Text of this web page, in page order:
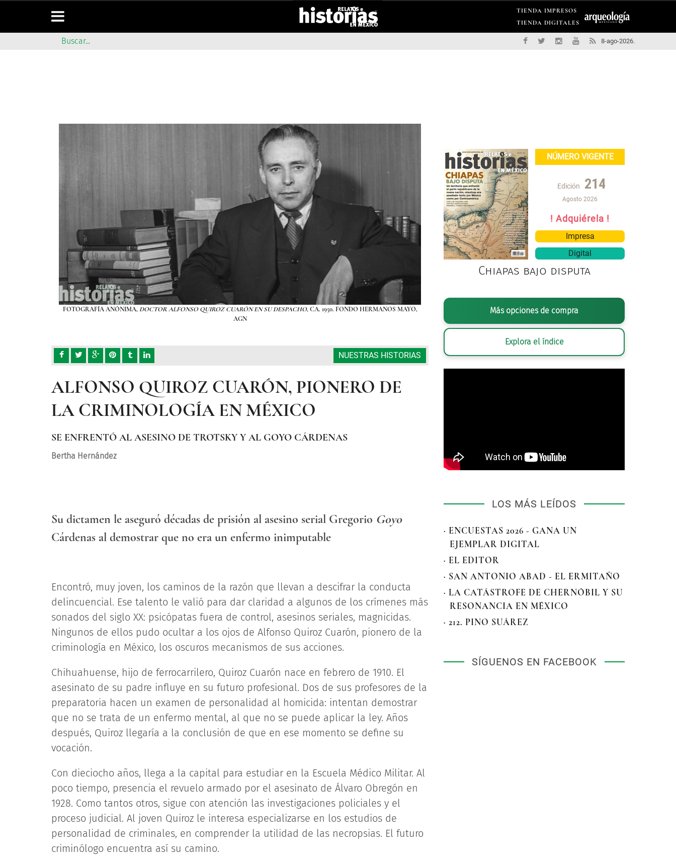
TIENDA IMPRESOS
TIENDA DIGITALES
8-ago-2026.
FOTOGRAFÍA ANÓNIMA,DOCTOR ALFONSO QUIROZ CUARÓN EN SU DESPACHO, CA. 1950. FONDO HERMANOS MAYO,
AGN
FOTOGRAFÍA ANÓNIMA,DOCTOR ALFONSO QUIROZ CUARÓN EN SU DESPACHO
NUESTRAS HISTORIAS
ALFONSO QUIROZ CUARÓN, PIONERO DE
LA CRIMINOLOGÍA EN MÉXICO
SE ENFRENTÓ AL ASESINO DE TROTSKY Y AL GOYO CÁRDENAS
Bertha Hernández
Su dictamen le aseguró décadas de prisión al asesino serial Gregorio Goyo
Cárdenas al demostrar que no era un enfermo inimputable
Encontró, muy joven, los caminos de la razón que llevan a descifrar la conducta
delincuencial. Ese talento le valió para dar claridad a algunos de los crímenes más
sonados del siglo XX: psicópatas fuera de control, asesinos seriales, magnicidas.
Ningunos de ellos pudo ocultar a los ojos de Alfonso Quiroz Cuarón, pionero de la
criminología en México, los oscuros mecanismos de sus acciones.
Chihuahuense, hijo de ferrocarrilero, Quiroz Cuarón nace en febrero de 1910. El
asesinato de su padre influye en su futuro profesional. Dos de sus profesores de la
preparatoria hacen un examen de personalidad al homicida: intentan demostrar
que no se trata de un enfermo mental, al que no se puede aplicar la ley. Años
después, Quiroz llegaría a la conclusión de que en ese momento se define su
vocación.
Con dieciocho años, llega a la capital para estudiar en la Escuela Médico Militar. Al
poco tiempo, presencia el revuelo armado por el asesinato de Álvaro Obregón en
1928. Como tantos otros, sigue con atención las investigaciones policiales y el
proceso judicial. Al joven Quiroz le interesa especializarse en los estudios de
personalidad de criminales, en comprender la utilidad de las necropsias. El futuro
criminólogo encuentra así su camino.
NÚMERO VIGENTE
Edición 214
Agosto 2026
! Adquiérela !
Impresa
Digital
Chiapas bajo disputa
Más opciones de compra
Explora el índice
LOS MÁS LEÍDOS
· ENCUESTAS 2026 - GANA UN
EJEMPLAR DIGITAL
· EL EDITOR
· SAN ANTONIO ABAD - EL ERMITAÑO
· LA CATÁSTROFE DE CHERNÓBIL Y SU
RESONANCIA EN MÉXICO
· 212. PINO SUÁREZ
SÍGUENOS EN FACEBOOK